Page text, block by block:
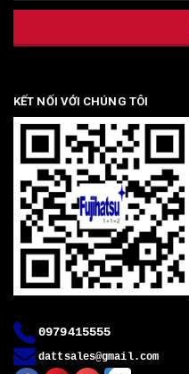
KẾT NỐI VỚI CHÚNG TÔI
0979415555
dattsales@gmail.com